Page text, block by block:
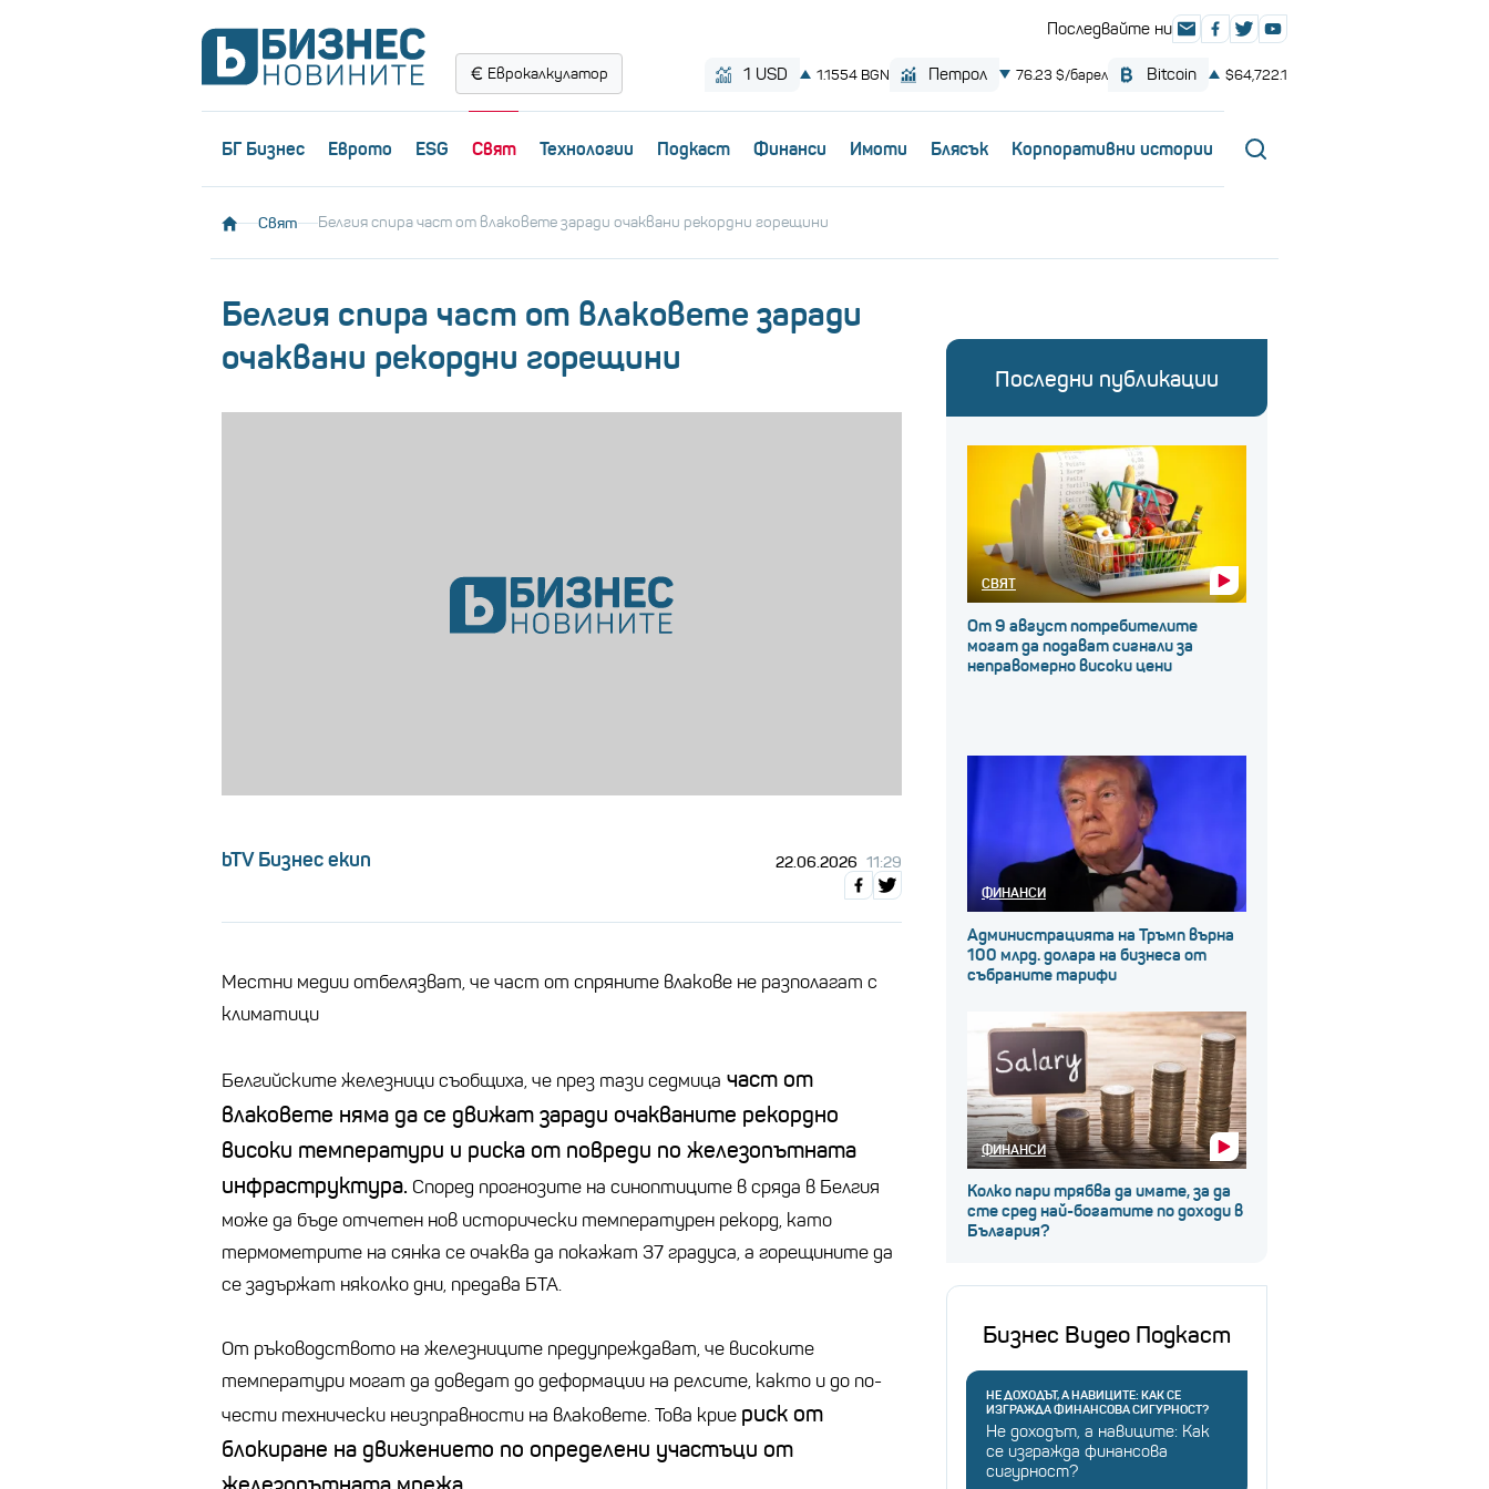
Еврокалкулатор
БГ Бизнес Еврото ESG Свят Технологии Пoдкаст Финанси Имоти Блясък Корпоративни истории
Свят Белгия спира част от влаковете заради очаквани рекордни горещини
Белгия спира част от влаковете заради
очаквани рекордни горещини
bTV Бизнес екип 22.06.2026 11:29
Местни медии отбелязват, че част от спряните влакове не разполагат с
климатици
Белгийските железници съобщиха, че през тази седмица част от
влаковете няма да се движат заради очакваните рекордно
високи температури и риска от повреди по железопътната
инфраструктура. Според прогнозите на синоптиците в сряда в Белгия
може да бъде отчетен нов исторически температурен рекорд, като
термометрите на сянка се очаква да покажат 37 градуса, а горещините да
се задържат няколко дни, предава БТА.
От ръководството на железниците предупреждават, че високите
температури могат да доведат до деформации на релсите, както и до по-
чести технически неизправности на влаковете. Това крие риск от
блокиране на движението по определени участъци от
Последни публикации
СВЯТ
От 9 август потребителите
могат да подават сигнали за
неправомерно високи цени
ФИНАНСИ
Администрацията на Тръмп върна
100 млрд. долара на бизнеса от
събраните тарифи
ФИНАНСИ
Колко пари трябва да имате, за да
сте сред най-богатите по доходи в
България?
Бизнес Видео Подкаст
НЕ ДОХОДЪТ, А НАВИЦИТЕ: КАК СЕ
ИЗГРАЖДА ФИНАНСОВА СИГУРНОСТ?
Не доходът, а навиците: Как
се изгражда финансова
сигурност?